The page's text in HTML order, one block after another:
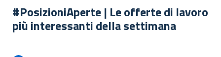
#PosizioniAperte | Le offerte di lavoro
più interessanti della settimana